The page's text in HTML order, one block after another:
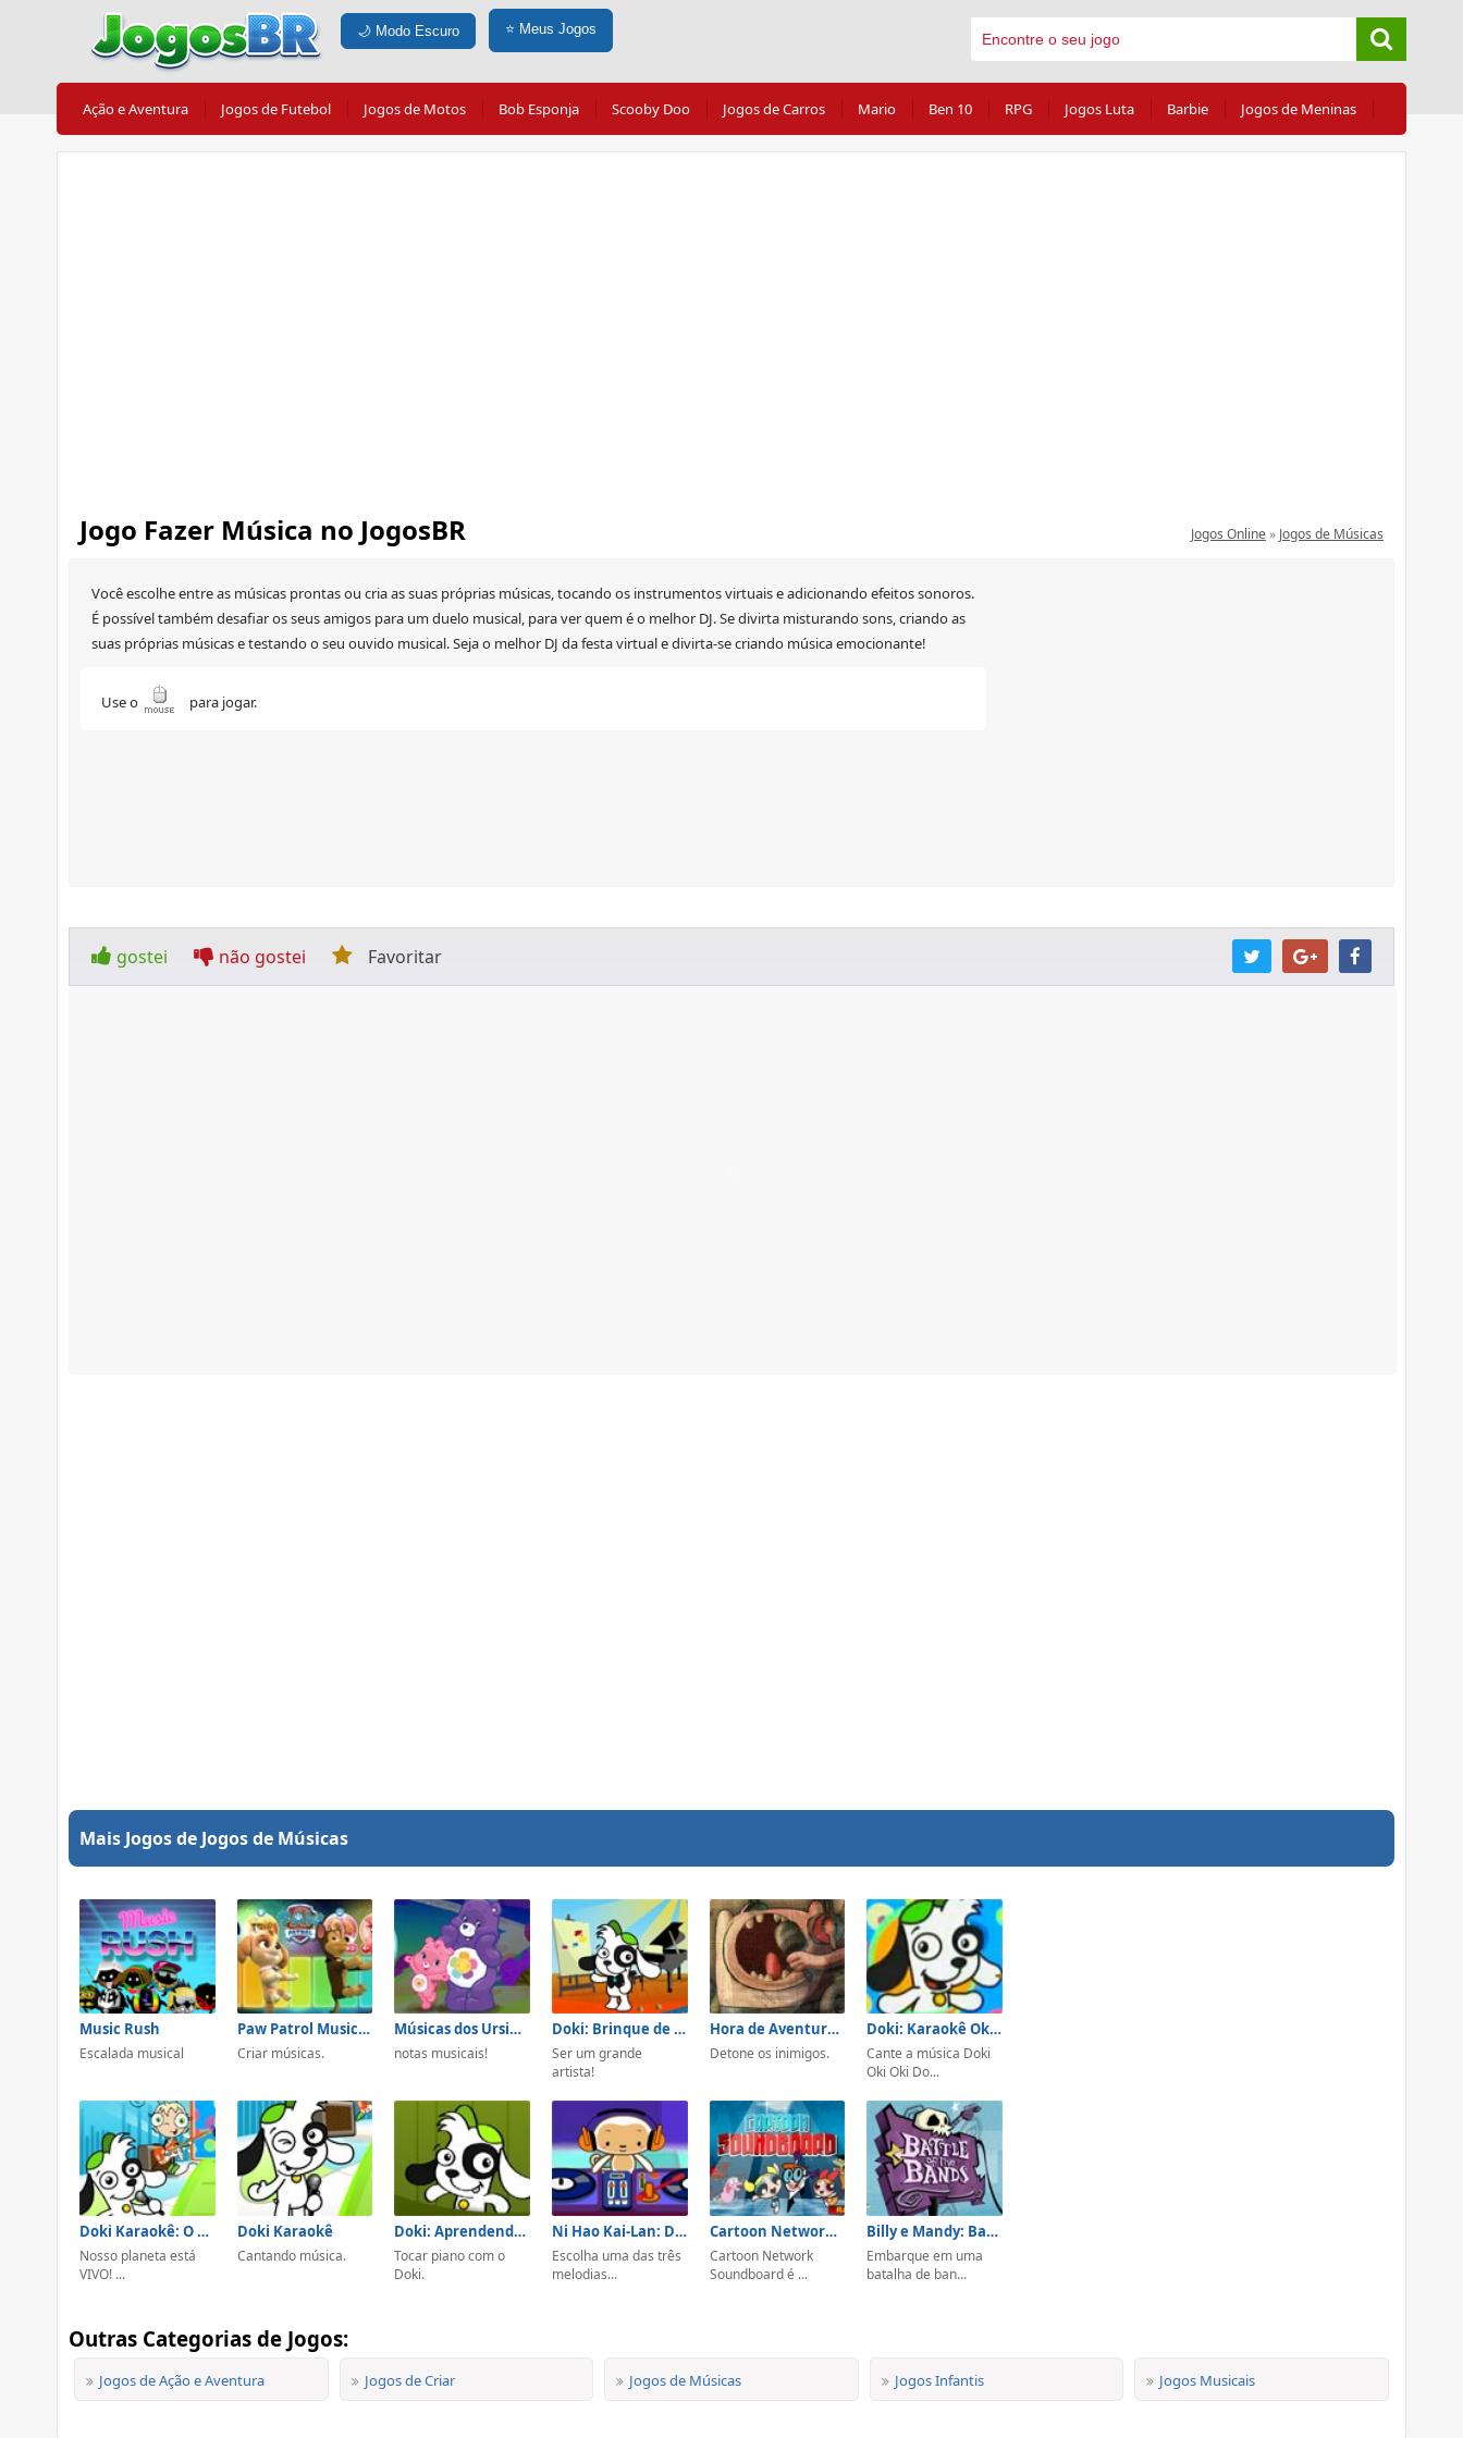
🌙 Modo Escuro ⭐ Meus Jogos
Ação e Aventura Jogos de Futebol Jogos de Motos Bob Esponja Scooby Doo Jogos de Carros Mario Ben 10 RPG Jogos Luta Barbie Jogos de Meninas
Jogo Fazer Música no JogosBR Jogos Online» Jogos de Músicas
Você escolhe entre as músicas prontas ou cria as suas próprias músicas, tocando os instrumentos virtuais e adicionando efeitos sonoros.
É possível também desafiar os seus amigos para um duelo musical, para ver quem é o melhor DJ. Se divirta misturando sons, criando as
suas próprias músicas e testando o seu ouvido musical. Seja o melhor DJ da festa virtual e divirta-se criando música emocionante!
Use o para jogar.
gostei não gostei Favoritar
Mais Jogos de Jogos de Músicas
Music Rush
Escalada musical
Paw Patrol Music Maker
Criar músicas.
Músicas dos Ursinhos Carinhosos
notas musicais!
Doki: Brinque de ser artista
Ser um grande
artista!
Hora de Aventura: Heróis do Ritmo
Detone os inimigos.
Doki: Karaokê Okidoki
Cante a música Doki
Oki Oki Do...
Doki Karaokê: O Planeta é a Nossa Casa
Nosso planeta está
VIVO! ...
Doki Karaokê
Cantando música.
Doki: Aprendendo Melodias
Tocar piano com o
Doki.
Ni Hao Kai-Lan: DJ Hoho's Dance Party
Escolha uma das três
melodias...
Cartoon Network Soundboard
Cartoon Network
Soundboard é ...
Billy e Mandy: Batalha de Bandas
Embarque em uma
batalha de ban...
Outras Categorias de Jogos:
Jogos de Ação e Aventura Jogos de Criar Jogos de Músicas Jogos Infantis Jogos Musicais